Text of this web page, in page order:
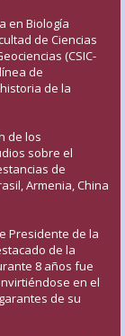
en Biología
de Ciencias
(CSIC-
de
de la
de los
sobre el
de
Armenia, China
Presidente de la
de la
8 años fue
en el
de su